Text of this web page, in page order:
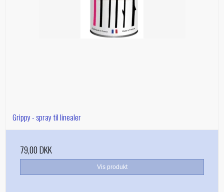
Grippy - spray til linealer
79,00 DKK
Vis produkt